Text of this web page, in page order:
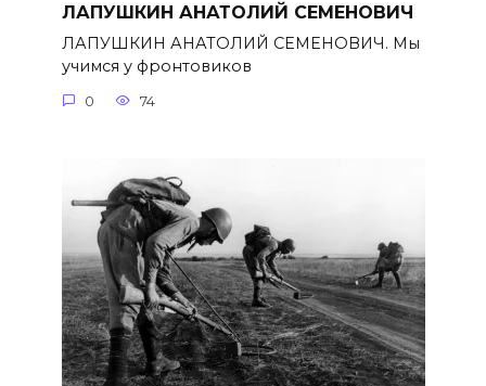
ЛАПУШКИН АНАТОЛИЙ СЕМЕНОВИЧ
ЛАПУШКИН АНАТОЛИЙ СЕМЕНОВИЧ. Мы
учимся у фронтовиков
0 74